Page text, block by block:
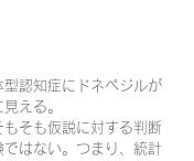
認知症にドネペジルが
える。
そも仮説に対する判断
はない。つまり、統計